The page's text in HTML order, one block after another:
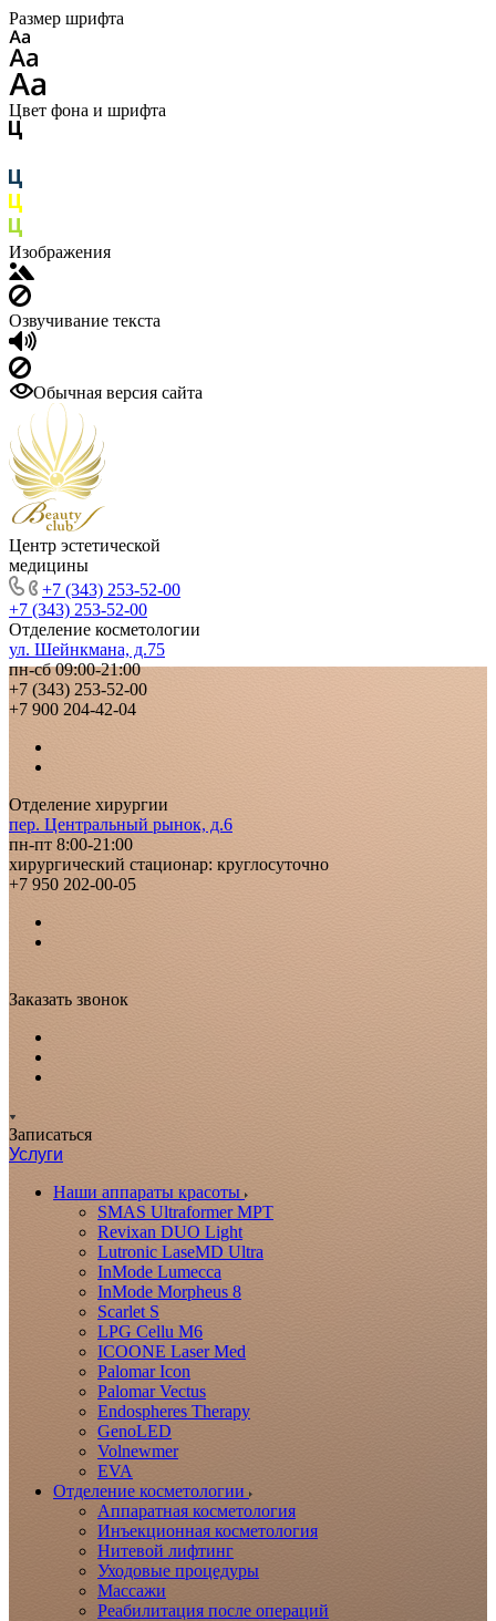
Размер шрифта
Цвет фона и шрифта
Изображения
Озвучивание текста
Обычная версия сайта
Центр эстетической
медицины
+7 (343) 253-52-00
+7 (343) 253-52-00
Отделение косметологии
ул. Шейнкмана, д.75
пн-сб 09:00-21:00
+7 (343) 253-52-00
+7 900 204-42-04
Отделение хирургии
пер. Центральный рынок, д.6
пн-пт 8:00-21:00
хирургический стационар: круглосуточно
+7 950 202-00-05
Заказать звонок
Записаться
Услуги
Наши аппараты красоты
SMAS Ultraformer MPT
Revixan DUO Light
Lutronic LaseMD Ultra
InMode Lumecca
InMode Morpheus 8
Scarlet S
LPG Cellu M6
ICOONE Laser Med
Palomar Icon
Palomar Vectus
Endospheres Therapy
GenoLED
Volnewmer
EVA
Отделение косметологии
Аппаратная косметология
Инъекционная косметология
Нитевой лифтинг
Уходовые процедуры
Массажи
Реабилитация после операций